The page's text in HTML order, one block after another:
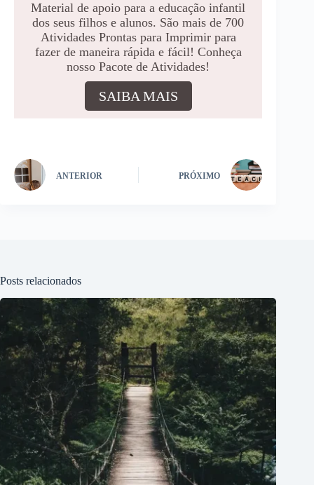
Material de apoio para a educação infantil
dos seus filhos e alunos. São mais de 700
Atividades Prontas para Imprimir para
fazer de maneira rápida e fácil! Conheça
nosso Pacote de Atividades!
SAIBA MAIS
ANTERIOR PRÓXIMO
Posts relacionados